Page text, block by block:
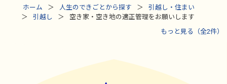
ホーム
人生のできごとから探す
引越し・住まい
引越し
空き家・空き地の適正管理をお願いします
もっと見る（全2件）